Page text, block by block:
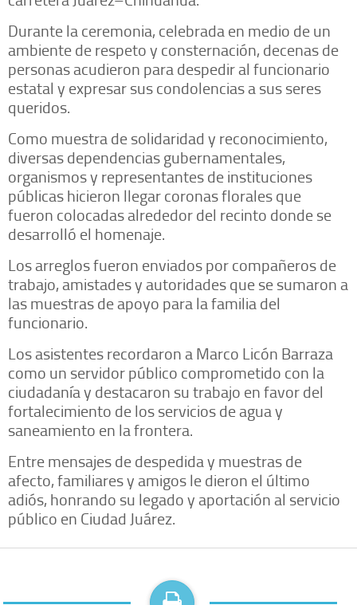
Durante la ceremonia, celebrada en medio de un
ambiente de respeto y consternación, decenas de
personas acudieron para despedir al funcionario
estatal y expresar sus condolencias a sus seres
queridos.
Como muestra de solidaridad y reconocimiento,
diversas dependencias gubernamentales,
organismos y representantes de instituciones
públicas hicieron llegar coronas florales que
fueron colocadas alrededor del recinto donde se
desarrolló el homenaje.
Los arreglos fueron enviados por compañeros de
trabajo, amistades y autoridades que se sumaron a
las muestras de apoyo para la familia del
funcionario.
Los asistentes recordaron a Marco Licón Barraza
como un servidor público comprometido con la
ciudadanía y destacaron su trabajo en favor del
fortalecimiento de los servicios de agua y
saneamiento en la frontera.
Entre mensajes de despedida y muestras de
afecto, familiares y amigos le dieron el último
adiós, honrando su legado y aportación al servicio
público en Ciudad Juárez.